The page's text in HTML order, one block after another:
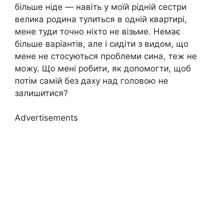
більше ніде — навіть у моїй рідній сестри
велика родина тулиться в одній квартирі,
мене туди точно ніхто не візьме. Немає
більше варіантів, але і сидіти з видом, що
мене не стосуються проблеми сина, теж не
можу. Що мені робити, як допомогти, щоб
потім самій без даху над головою не
залишитися?
Advertisements